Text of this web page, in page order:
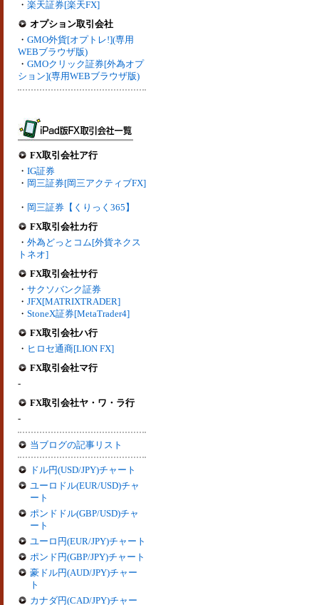
・ 楽天証券[楽天FX]
オプション取引会社
・ GMO外貨[オプトレ!](専用
WEBブラウザ版)
・ GMOクリック証券[外為オプ
ション](専用WEBブラウザ版)
FX取引会社ア行
・ IG証券
・ 岡三証券[岡三アクティブFX]
・ 岡三証券【くりっく365】
FX取引会社カ行
・ 外為どっとコム[外貨ネクス
トネオ]
FX取引会社サ行
・ サクソバンク証券
・ JFX[MATRIXTRADER]
・ StoneX証券[MetaTrader4]
FX取引会社ハ行
・ ヒロセ通商[LION FX]
FX取引会社マ行
-
FX取引会社ヤ・ワ・ラ行
-
当ブログの記事リスト
ドル円(USD/JPY)チャート
ユーロドル(EUR/USD)チャ
ート
ポンドドル(GBP/USD)チャ
ート
ユーロ円(EUR/JPY)チャート
ポンド円(GBP/JPY)チャート
豪ドル円(AUD/JPY)チャー
ト
カナダ円(CAD/JPY)チャー